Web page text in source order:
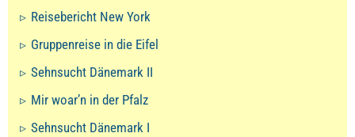
Reisebericht New York
Gruppenreise in die Eifel
Sehnsucht Dänemark II
Mir woar’n in der Pfalz
Sehnsucht Dänemark I